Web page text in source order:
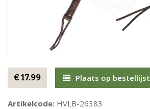
€ 17.99 Plaats op bestellijst
Artikelcode: HVLB-26383